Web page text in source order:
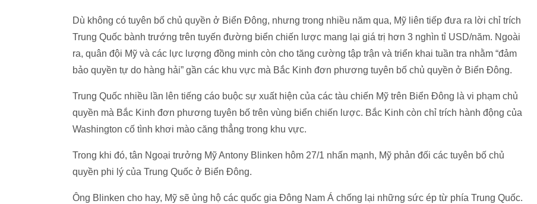
Dù không có tuyên bố chủ quyền ở Biển Đông, nhưng trong nhiều năm qua, Mỹ liên tiếp đưa ra lời chỉ trích
Trung Quốc bành trướng trên tuyến đường biển chiến lược mang lại giá trị hơn 3 nghìn tỉ USD/năm. Ngoài
ra, quân đội Mỹ và các lực lượng đồng minh còn cho tăng cường tập trận và triển khai tuần tra nhằm “đảm
bảo quyền tự do hàng hải” gần các khu vực mà Bắc Kinh đơn phương tuyên bố chủ quyền ở Biển Đông.
Trung Quốc nhiều lần lên tiếng cáo buộc sự xuất hiện của các tàu chiến Mỹ trên Biển Đông là vi phạm chủ
quyền mà Bắc Kinh đơn phương tuyên bố trên vùng biển chiến lược. Bắc Kinh còn chỉ trích hành động của
Washington cố tình khơi mào căng thẳng trong khu vực.
Trong khi đó, tân Ngoại trưởng Mỹ Antony Blinken hôm 27/1 nhấn mạnh, Mỹ phản đối các tuyên bố chủ
quyền phi lý của Trung Quốc ở Biển Đông.
Ông Blinken cho hay, Mỹ sẽ ủng hộ các quốc gia Đông Nam Á chống lại những sức ép từ phía Trung Quốc.